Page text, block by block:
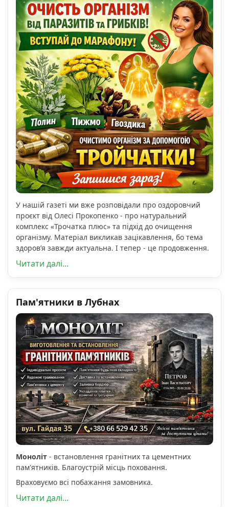
У нашій газеті ми вже розповідали про оздоровчий
проєкт від Олесі Прокопенко - про натуральний
комплекс «Трочатка плюс» та підхід до очищення
організму. Матеріал викликав зацікавлення, бо тема
здоров’я завжди актуальна. І тепер - це продовження.
Читати далі...
Пам'ятники в Лубнах
Моноліт - встановлення гранітних та цементних
пам'ятників. Благоустрій місць поховання.
Враховуємо всі побажання замовника.
Читати далі...